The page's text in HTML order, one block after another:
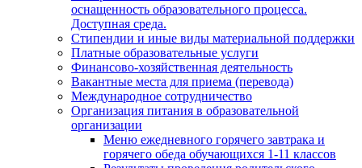
оснащенность образовательного процесса.
Доступная среда.
Стипендии и иные виды материальной поддержки
Платные образовательные услуги
Финансово-хозяйственная деятельность
Вакантные места для приема (перевода)
Международное сотрудничество
Организация питания в образовательной
организации
Меню ежедневного горячего завтрака и
горячего обеда обучающихся 1-11 классов